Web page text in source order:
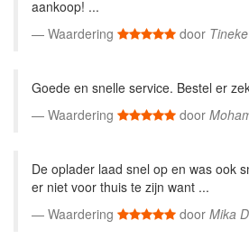
aankoop! ...
Waardering
door
Goede en snelle service. Bestel er
Waardering
door
De oplader laad snel op en was ook
er niet voor thuis te zijn want ...
Waardering
door Mika